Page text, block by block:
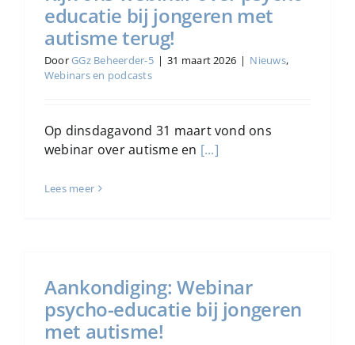
educatie bij jongeren met
autisme terug!
DoorGGz Beheerder-5 | 31 maart 2026 | Nieuws,
Webinars en podcasts
Op dinsdagavond 31 maart vond ons
webinar over autisme en [...]
Lees meer
Aankondiging: Webinar
psycho-educatie bij jongeren
met autisme!